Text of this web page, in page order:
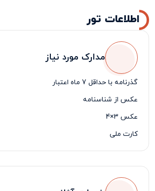
اطلاعات تور
مدارک مورد نیاز
گذرنامه با حداقل 7 ماه اعتبار
عکس از شناسنامه
عکس 3×4
کارت ملی